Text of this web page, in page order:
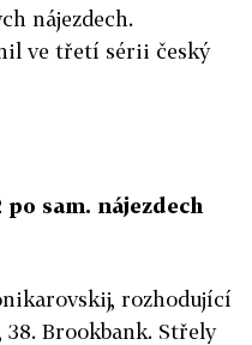
nájezdech.
ve třetí sérii český
po sam. nájezdech
rozhodující
38. Brookbank. Střely